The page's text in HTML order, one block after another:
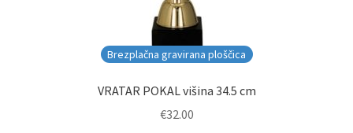
Brezplačna gravirana ploščica
VRATAR POKAL višina 34.5 cm
€32.00